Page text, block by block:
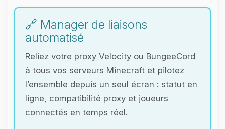
🔗 Manager de liaisons
automatisé
Reliez votre proxy Velocity ou BungeeCord
à tous vos serveurs Minecraft et pilotez
l’ensemble depuis un seul écran : statut en
ligne, compatibilité proxy et joueurs
connectés en temps réel.
Youpi, enfin quelqu’un pour me